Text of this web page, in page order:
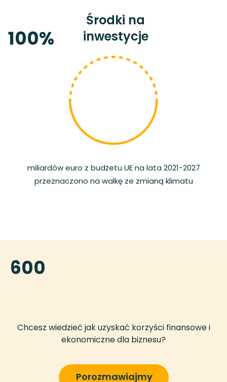
100%
Środki na
inwestycje
600
miliardów euro z budżetu UE na lata 2021-2027
przeznaczono na walkę ze zmianą klimatu
Chcesz wiedzieć jak uzyskać korzyści finansowe i
ekonomiczne dla biznesu?
Porozmawiajmy